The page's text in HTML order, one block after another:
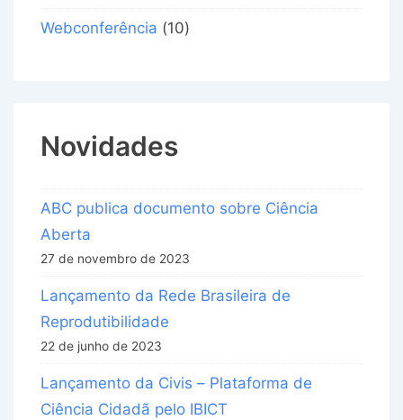
Webconferência (10)
Novidades
ABC publica documento sobre Ciência
Aberta
27 de novembro de 2023
Lançamento da Rede Brasileira de
Reprodutibilidade
22 de junho de 2023
Lançamento da Civis – Plataforma de
Ciência Cidadã pelo IBICT